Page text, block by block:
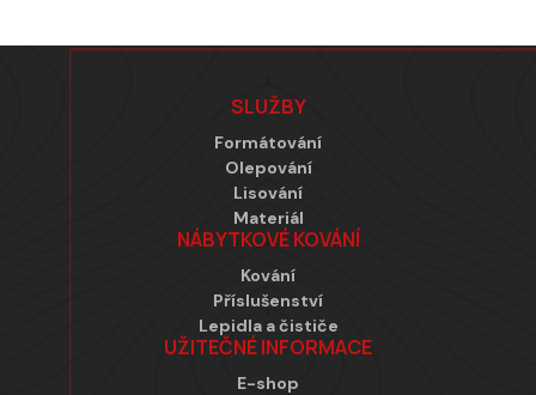
Zápatí
SLUŽBY
Formátování
Olepování
Lisování
Materiál
NÁBYTKOVÉ KOVÁNÍ
Kování
Příslušenství
Lepidla a čističe
UŽITEČNÉ INFORMACE
E-shop